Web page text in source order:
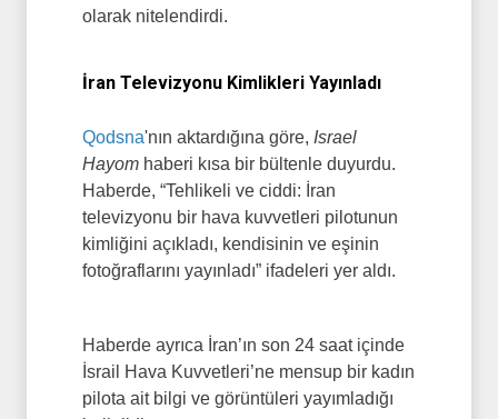
olarak nitelendirdi.
İran Televizyonu Kimlikleri Yayınladı
Qodsna'nın aktardığına göre, Israel
Hayom haberi kısa bir bültenle duyurdu.
Haberde, “Tehlikeli ve ciddi: İran
televizyonu bir hava kuvvetleri pilotunun
kimliğini açıkladı, kendisinin ve eşinin
fotoğraflarını yayınladı” ifadeleri yer aldı.
Haberde ayrıca İran’ın son 24 saat içinde
İsrail Hava Kuvvetleri’ne mensup bir kadın
pilota ait bilgi ve görüntüleri yayımladığı